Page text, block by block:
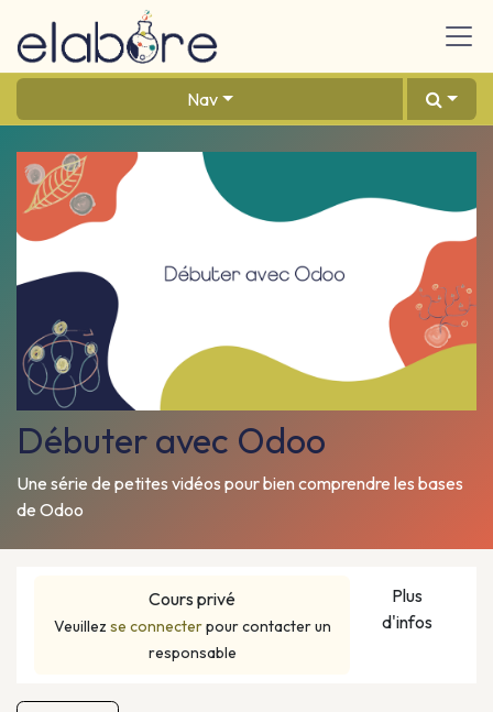
Se rendre au contenu
Nav
Débuter avec Odoo
Une série de petites vidéos pour bien comprendre les bases
de Odoo
Cours privé
Veuillez se connecterpour contacter un
responsable
Plus
d'infos